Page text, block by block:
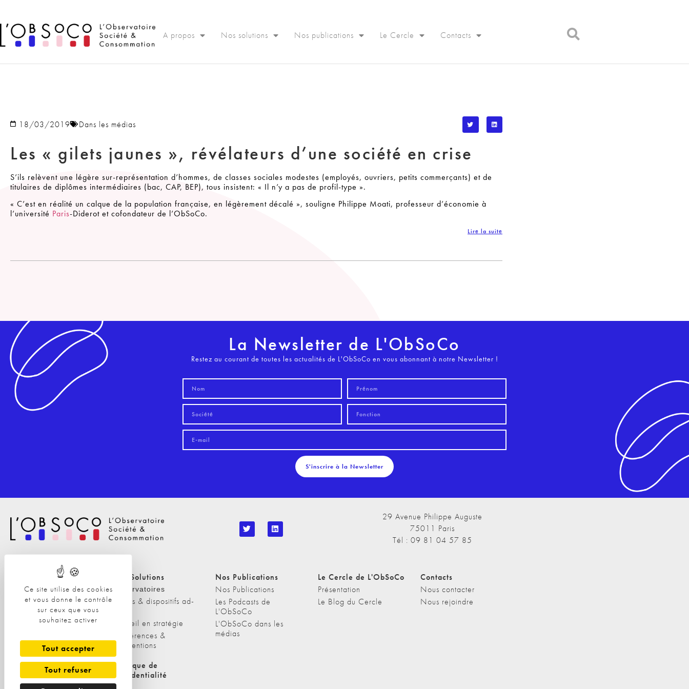
Ce site utilise des cookies
et vous donne le contrôle
sur ceux que vous
souhaitez activer
Tout accepter
Tout refuser
A propos Nos solutions Nos publications Le Cercle Contacts
18/03/2019 Dans les médias
Les « gilets jaunes », révélateurs d’une société en crise
S’ils relèvent une légère sur-représentation d’hommes, de classes sociales modestes (employés, ouvriers, petits commerçants) et de
titulaires de diplômes intermédiaires (bac, CAP, BEP), tous insistent: « Il n’y a pas de profil-type ».
« C’est en réalité un calque de la population française, en légèrement décalé », souligne Philippe Moati, professeur d’économie à
l’université Paris-Diderot et cofondateur de l’ObSoCo.
Lire la suite
La Newsletter de L'ObSoCo
Restez au courant de toutes les actualités de L'ObSoCo en vous abonnant à notre Newsletter !
S'inscrire à la Newsletter
29 Avenue Philippe Auguste
75011 Paris
Tél : 09 81 04 57 85
Nos Solutions
A propos
L'équipe
Nos clients
Nos Solutions
Observatoires
Etudes & dispositifs ad-
Conseil en stratégie
Conférences &
interventions
Nos Publications
Nos Publications
Les Podcasts de
L'ObSoCo
L'ObSoCo dans les
médias
Le Cercle de L'ObSoCo
Présentation
Le Blog du Cercle
Contacts
Nous contacter
Nous rejoindre
Politique de cookies
Politique de
confidentialité